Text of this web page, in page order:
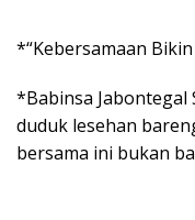
*“Kebersamaan
*Babinsa
duduk lesehan
bersama ini bukan